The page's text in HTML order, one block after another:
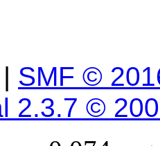
| SMF ©
2.3.7 ©